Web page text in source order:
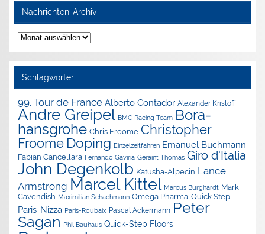
Nachrichten-Archiv
Nachrichten-
Archiv
Schlagwörter
99. Tour de France Alberto Contador Alexander Kristoff
Andre Greipel BMC Racing Team Bora-
hansgrohe Chris Froome Christopher
Froome Doping Einzelzeitfahren Emanuel Buchmann
Fabian Cancellara Fernando Gaviria Geraint Thomas Giro d'Italia
John Degenkolb Katusha-Alpecin Lance
Armstrong Marcel Kittel Marcus Burghardt Mark
Cavendish Maximilian Schachmann Omega Pharma-Quick Step
Paris-Nizza Paris-Roubaix Pascal Ackermann Peter
Sagan Phil Bauhaus Quick-Step Floors